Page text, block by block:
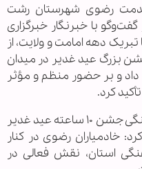
خدمت رضوی شهرستان رشت
دوشنبه، 11 خرداد 1405 در گفت‌وگو با خبرنگار خبرگزاری
تبریک دهه امامت و ولایت، از
بزرگ عید غدیر در میدان
و بر حضور منظم و مؤثر
کرد.
وی با اشاره به برگزاری جلسه هماهنگی جشن ۱۰ ساعته عید غدیر
خادمیاران رضوی در کنار
استان، نقش فعالی در